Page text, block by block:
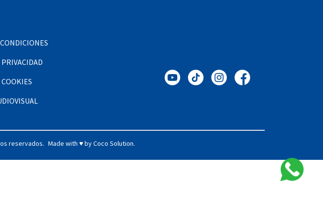
reservados. Made with ♥ byCoco Solution.